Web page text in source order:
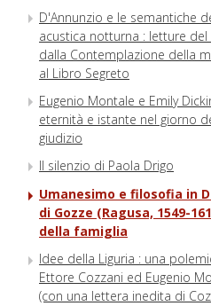
D'Annunzio e le semantiche
acustica notturna : letture del
dalla Contemplazione della
al Libro Segreto
Eugenio Montale e Emily
eternità e istante nel giorno
giudizio
Il silenzio di Paola Drigo
Umanesimo e filosofia in
di Gozze (Ragusa, 1549-
della famiglia
Idee della Liguria : una
Ettore Cozzani ed Eugenio
(con una lettera inedita di